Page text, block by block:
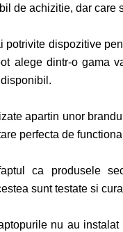
de achizitie, dar care
potrivite dispozitive
alege dintr-o gama
apartin unor
perfecta de
ca produsele
sunt testate si
nu au